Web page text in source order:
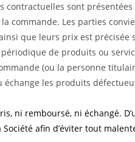
sont
commande. Les parties
que leurs prix est
de produits ou
(ou la personne
les produits
ni remboursé, ni échangé.
afin d’éviter tout